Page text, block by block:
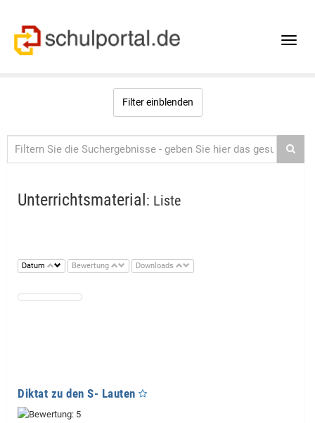
Toggle
Filter einblenden
Unterrichtsmaterial : Liste
Datum Bewertung Downloads
Diktat zu den S- Lauten